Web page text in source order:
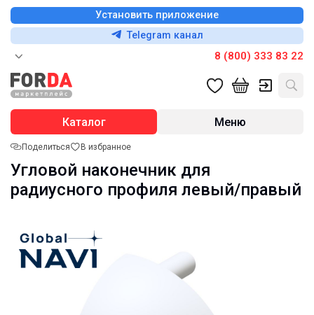
Установить приложение
Telegram канал
8 (800) 333 83 22
Каталог Меню
Поделиться В избранное
Угловой наконечник для
радиусного профиля левый/правый